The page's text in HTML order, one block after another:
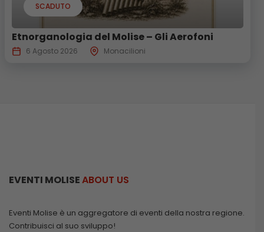
SCADUTO
Etnorganologia del Molise – Gli Aerofoni
6 Agosto 2026 Monacilioni
EVENTI MOLISEABOUT US
Eventi Molise è un aggregatore di eventi della nostra regione.
Contribuisci al suo sviluppo!